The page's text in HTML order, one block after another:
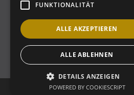
FUNKTIONALITÄT
ALLE AKZEPTIEREN
ALLE ABLEHNEN
DETAILS ANZEIGEN
POWERED BY COOKIESCRIPT